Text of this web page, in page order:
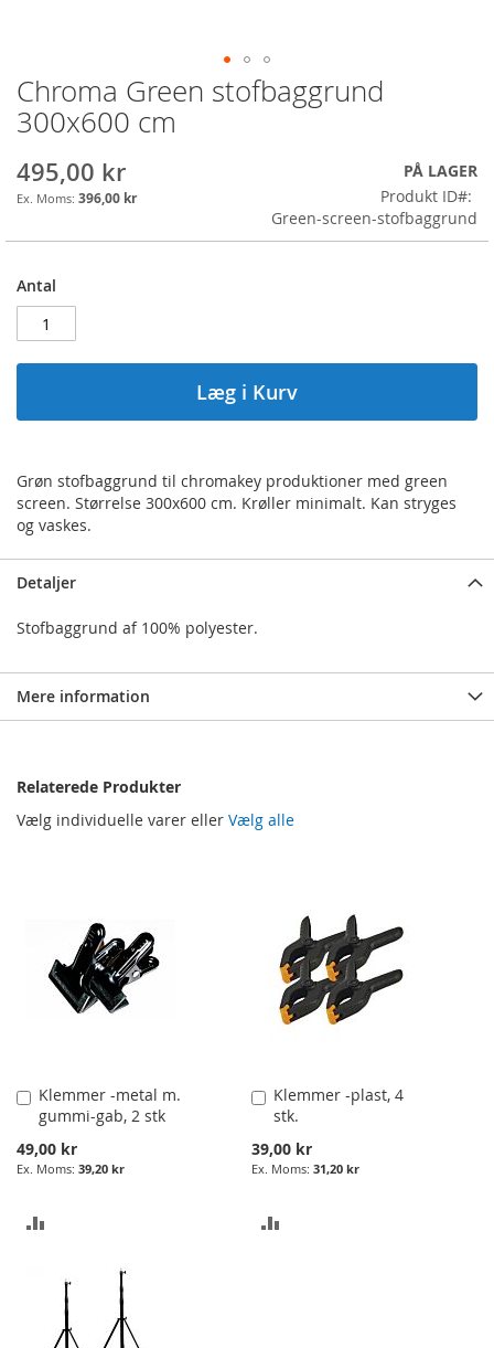
Chroma Green stofbaggrund
300x600 cm
495,00 kr
396,00 kr
PÅ LAGER
Produkt ID
Green-screen-stofbaggrund
Antal
Læg i Kurv
Grøn stofbaggrund til chromakey produktioner med green
screen. Størrelse 300x600 cm. Krøller minimalt. Kan stryges
og vaskes.
Gå
til
starten
billedgalleriet
Detaljer
Stofbaggrund af 100% polyester.
Mere information
Relaterede Produkter
Vælg individuelle varer eller Vælg alle
Klemmer -metal m.
gummi-gab, 2 stk
49,00 kr
39,20 kr
Læg
i
Kurv
COMPARE
Klemmer -plast, 4
stk.
39,00 kr
31,20 kr
Læg
i
Kurv